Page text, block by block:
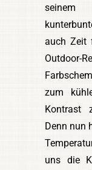
auch Zeit
zum
Kontrast
Denn nun
uns die